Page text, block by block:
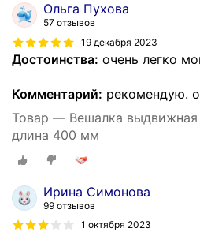
Ольга Пухова
57 отзывов
19 декабря 2023
Достоинства: очень легко
Комментарий: рекомендую.
Товар — Вешалка
длина 400 мм
Ирина Симонова
99 отзывов
1 октября 2023